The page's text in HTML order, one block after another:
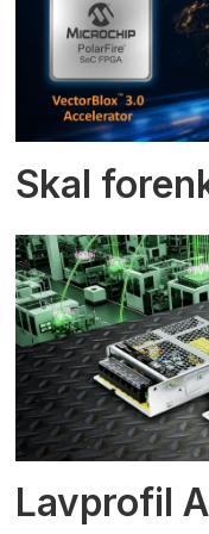
Skal
Lavprofil